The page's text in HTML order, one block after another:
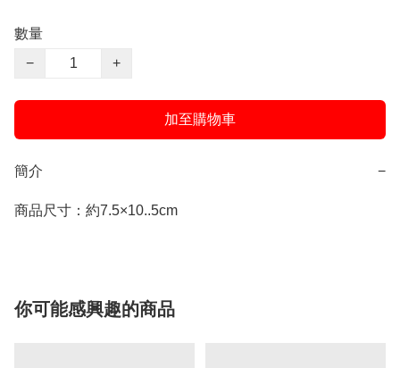
數量
−
+
加至購物車
簡介 −
商品尺寸：約7.5×10..5cm
你可能感興趣的商品